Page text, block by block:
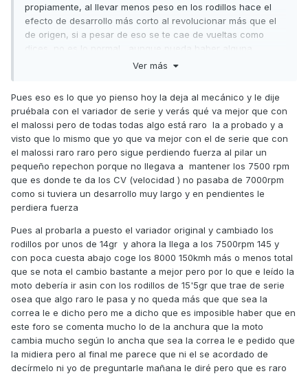
propiamente, al llevar menos peso en los rodillos hace el
efecto de desarrollo más corto al revolucionar más que el
de origen, si a pesar de eso se te cae de vueltas como
dices, no es lo normal , aunque pueda haber alguna
pequeña diferencia con los modelos SK60 no sería esa que
Lo más probable es que no lleve la correa adecuada ( hay
muchas copias de esa correa en el mercado debidoal alto
coste de la correa original). Esas correas se están
metiendo como originales, de tal manera que si no procede
directamente del concesionario Kymco y se pagan los 130€
que creo que cuestan ahora, no son fiables.
Normalmente las " piratas" son más anchas, miden 25,2 mm
mientras que las Malossi o las Kymco de origen miden 24,2
Las correas más anchas proporcionan directamente un
desarrollo más largo, con lo cual el diseño del Malossi no
da el rendimiento adecuado.
También puede influir el llevar un muelle de contraste muy
flojo, pero en este caso supongo que has puesto el muelle
blanco que suele venir en el Kit Malossi.
Como dices que has pedido la correa Malossi, cuando la
cambies vas a notar el efecto.
Ver más
Pues eso es lo que yo pienso hoy la deja al mecánico y le dije
pruébala con el variador de serie y verás qué va mejor que con
el malossi pero de todas todas algo está raro la a probado y a
visto que lo mismo que yo que va mejor con el de serie que con
el malossi raro raro pero sigue perdiendo fuerza al pilar un
pequeño repechon porque no llegava a mantener los 7500 rpm
que es donde te da los CV (velocidad ) no pasaba de 7000rpm
como si tuviera un desarrollo muy largo y en pendientes le
perdiera fuerza
Pues al probarla a puesto el variador original y cambiado los
rodillos por unos de 14gr y ahora la llega a los 7500rpm 145 y
con poca cuesta abajo coge los 8000 150kmh más o menos total
que se nota el cambio bastante a mejor pero por lo que e leído la
moto debería ir asin con los rodillos de 15'5gr que trae de serie
osea que algo raro le pasa y no queda más que que sea la
correa le e dicho pero me a dicho que es imposible haber que en
este foro se comenta mucho lo de la anchura que la moto
cambia mucho según lo ancha que sea la correa le e pedido que
la midiera pero al final me parece que ni el se acordado de
decírmelo ni yo de preguntarle mañana le diré pero que es raro